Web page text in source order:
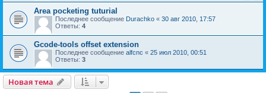
Area pocketing tuturial
Последнее сообщение Durachko « 30 авг 2010, 17:57
Ответы: 4
Gcode-tools offset extension
Последнее сообщение alfcnc « 25 июл 2010, 00:51
Ответы: 3
Новая тема